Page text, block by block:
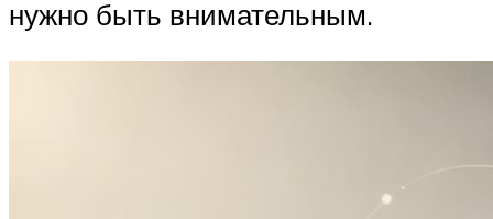
нужно быть внимательным.